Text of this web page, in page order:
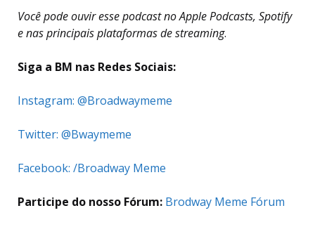
Você pode ouvir esse podcast no Apple Podcasts, Spotify
e nas principais plataformas de streaming.
Siga a BM nas Redes Sociais:
Instagram: @Broadwaymeme
Twitter: @Bwaymeme
Facebook: /Broadway Meme
Participe do nosso Fórum: Brodway Meme Fórum